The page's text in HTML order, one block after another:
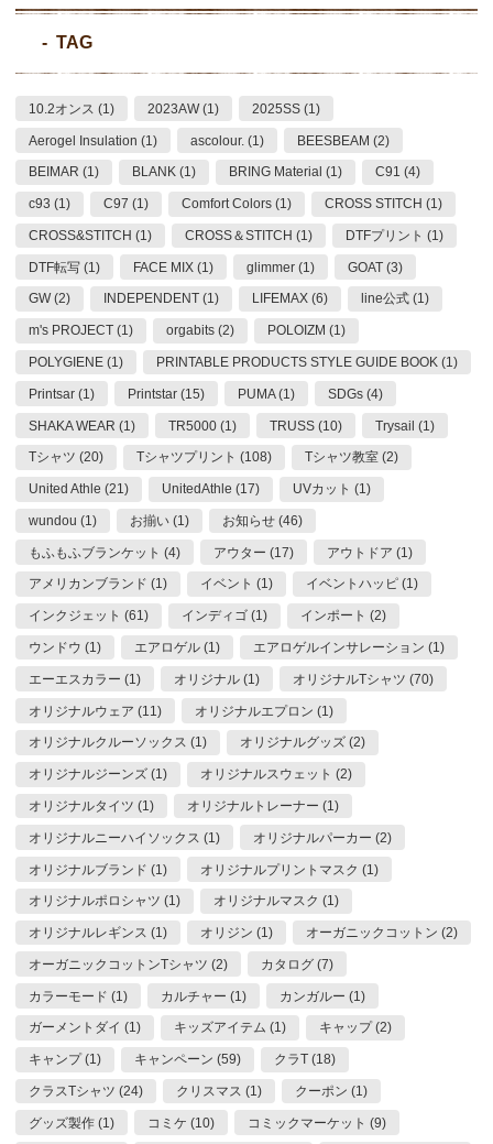
TAG
10.2オンス (1) 2023AW (1) 2025SS (1)
Aerogel Insulation (1) ascolour. (1) BEESBEAM (2)
BEIMAR (1) BLANK (1) BRING Material (1) C91 (4)
c93 (1) C97 (1) Comfort Colors (1) CROSS STITCH (1)
CROSS&STITCH (1) CROSS＆STITCH (1) DTFプリント (1)
DTF転写 (1) FACE MIX (1) glimmer (1) GOAT (3)
GW (2) INDEPENDENT (1) LIFEMAX (6) line公式 (1)
m's PROJECT (1) orgabits (2) POLOIZM (1)
POLYGIENE (1) PRINTABLE PRODUCTS STYLE GUIDE BOOK (1)
Printsar (1) Printstar (15) PUMA (1) SDGs (4)
SHAKA WEAR (1) TR5000 (1) TRUSS (10) Trysail (1)
Tシャツ (20) Tシャツプリント (108) Tシャツ教室 (2)
United Athle (21) UnitedAthle (17) UVカット (1)
wundou (1) お揃い (1) お知らせ (46)
もふもふブランケット (4) アウター (17) アウトドア (1)
アメリカンブランド (1) イベント (1) イベントハッピ (1)
インクジェット (61) インディゴ (1) インポート (2)
ウンドウ (1) エアロゲル (1) エアロゲルインサレーション (1)
エーエスカラー (1) オリジナル (1) オリジナルTシャツ (70)
オリジナルウェア (11) オリジナルエプロン (1)
オリジナルクルーソックス (1) オリジナルグッズ (2)
オリジナルジーンズ (1) オリジナルスウェット (2)
オリジナルタイツ (1) オリジナルトレーナー (1)
オリジナルニーハイソックス (1) オリジナルパーカー (2)
オリジナルブランド (1) オリジナルプリントマスク (1)
オリジナルポロシャツ (1) オリジナルマスク (1)
オリジナルレギンス (1) オリジン (1) オーガニックコットン (2)
オーガニックコットンTシャツ (2) カタログ (7)
カラーモード (1) カルチャー (1) カンガルー (1)
ガーメントダイ (1) キッズアイテム (1) キャップ (2)
キャンプ (1) キャンペーン (59) クラT (18)
クラスTシャツ (24) クリスマス (1) クーポン (1)
グッズ製作 (1) コミケ (10) コミックマーケット (9)